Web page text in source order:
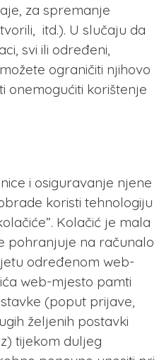
za spremanje
itd.). U slučaju da
svi ili određeni,
ograničiti njihovo
onemogućiti korištenje
i osiguravanje njene
koristi tehnologiju
Kolačić je mala
pohranjuje na računalo
određenom web-
web-mjesto pamti
(poput prijave,
željenih postavki
tijekom duljeg